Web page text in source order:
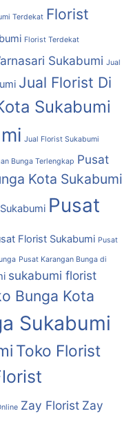
Terdekat Florist
Florist Terdekat
Sukabumi Jual
Jual Florist Di
Sukabumi
Jual Florist Sukabumi
Bunga Terlengkap Pusat
Kota Sukabumi
Pusat
Florist Sukabumi Pusat
Pusat Karangan Bunga di
sukabumi florist
Bunga Kota
Sukabumi
Toko Florist
Zay Florist Zay